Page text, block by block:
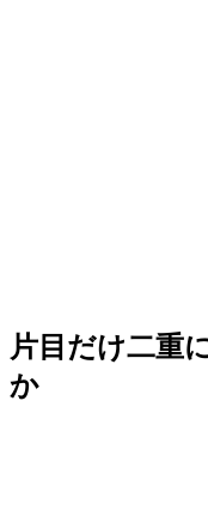
片目だけ二重
か